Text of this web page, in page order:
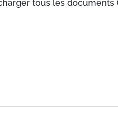
tous les documents